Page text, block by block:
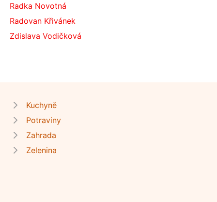
Radka Novotná
Radovan Křivánek
Zdislava Vodičková
Kuchyně
Potraviny
Zahrada
Zelenina